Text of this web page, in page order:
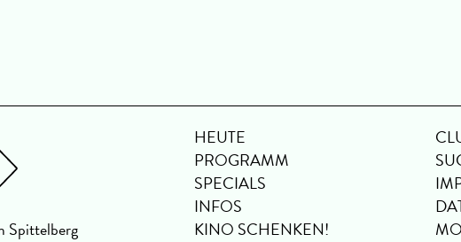
Spittelberg
HEUTE
PROGRAMM
SPECIALS
INFOS
KINO SCHENKEN!